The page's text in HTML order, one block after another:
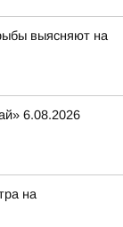
выясняют на
6.08.2026
на